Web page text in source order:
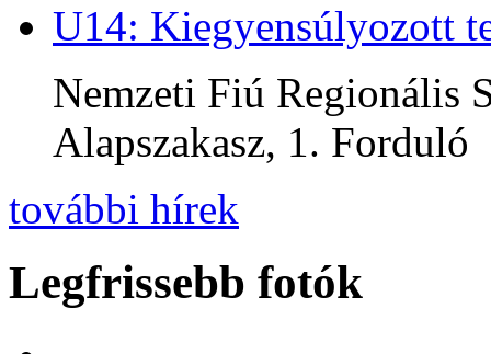
U14: Kiegyensúlyozott
Nemzeti Fiú Regionális
Alapszakasz, 1. Forduló
további hírek
Legfrissebb fotók